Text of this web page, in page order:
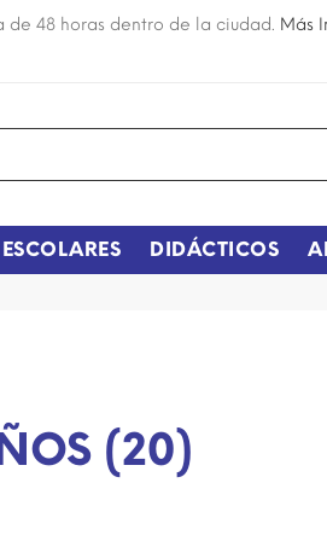
de 48 horas dentro de la ciudad. Más
DIDÁCTICOS
(20)